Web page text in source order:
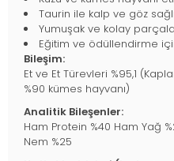
Taurin ile kalp ve göz
Yumuşak ve kolay
Eğitim ve ödüllendirme
Bileşim:
Et ve Et Türevleri %95,1
%90 kümes hayvanı)
Analitik Bileşenler:
Ham Protein %40 Ham Yağ
Nem %25